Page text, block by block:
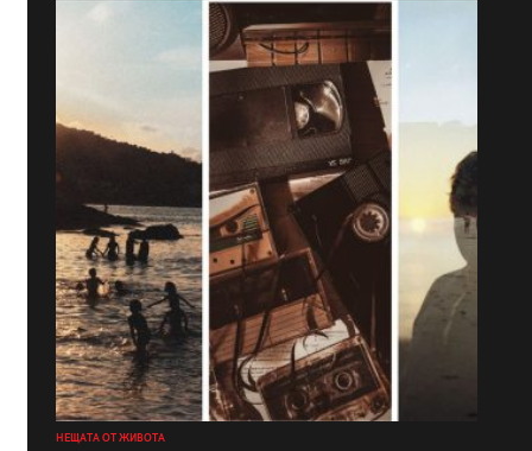
НЕЩАТА ОТ ЖИВОТА